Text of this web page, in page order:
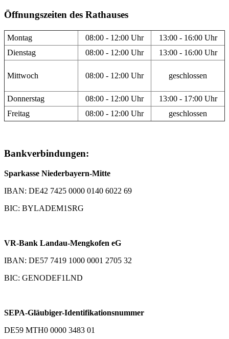
Öffnungszeiten des Rathauses
Montag 08:00 - 12:00 Uhr
13:00 - 16:00 Uhr
Dienstag
08:00 - 12:00 Uhr 13:00 - 16:00 Uhr
Mittwoch 08:00 - 12:00 Uhr geschlossen
Donnerstag 08:00 - 12:00 Uhr
13:00 - 17:00 Uhr
Freitag
08:00 - 12:00 Uhr geschlossen
Bankverbindungen:
Sparkasse Niederbayern-Mitte
IBAN: DE42 7425 0000 0140 6022 69
BIC: BYLADEM1SRG
VR-Bank Landau-Mengkofen eG
IBAN: DE57 7419 1000 0001 2705 32
BIC: GENODEF1LND
SEPA-Gläubiger-Identifikationsnummer
DE59 MTH0 0000 3483 01